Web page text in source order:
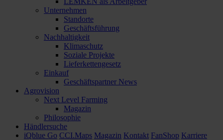
Unternehmen
Standorte
Geschäftsführung
Nachhaltigkeit
Klimaschutz
Soziale Projekte
Lieferkettengesetz
Einkauf
Geschäftspartner News
Agrovision
Next Level Farming
Magazin
Philosophie
Händlersuche
iQblue Go CCI.Maps Magazin Kontakt FanShop Karriere